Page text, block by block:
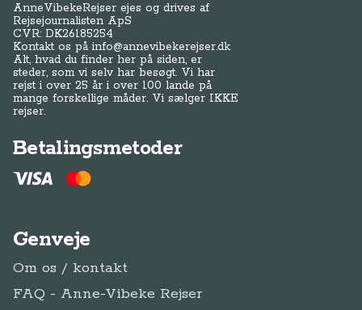
AnneVibekeRejser ejes og drives af
Rejsejournalisten ApS
CVR: DK26185254
Kontakt os påinfo@annevibekerejser.dk
Alt, hvad du finder her på siden, er
steder, som vi selv har besøgt. Vi har
rejst i over 25 år i over 100 lande på
mange forskellige måder. Vi sælger IKKE
rejser.
Betalingsmetoder
Genveje
Om os / kontakt
FAQ - Anne-Vibeke Rejser